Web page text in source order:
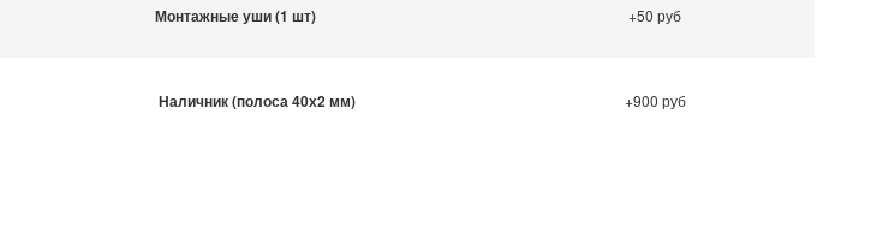
Монтажные уши (1 шт) +50 руб
Наличник (полоса 40х2 мм) +900 руб